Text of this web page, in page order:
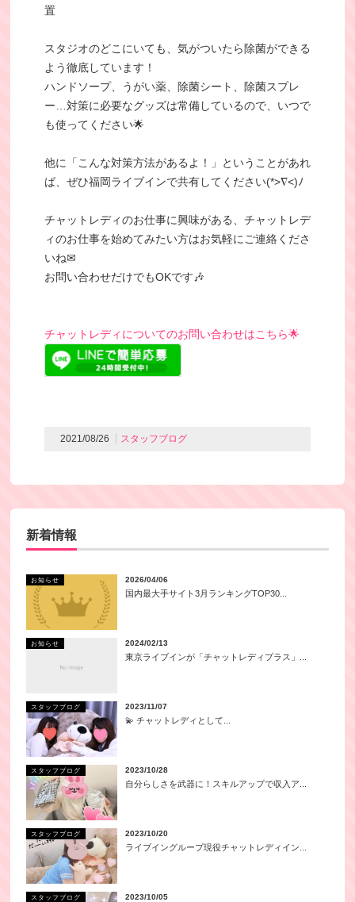
置
スタジオのどこにいても、気がついたら除菌ができる
よう徹底しています！
ハンドソープ、うがい薬、除菌シート、除菌スプレ
ー…対策に必要なグッズは常備しているので、いつで
も使ってください🌟
他に「こんな対策方法があるよ！」ということがあれ
ば、ぜひ福岡ライブインで共有してください(*>∇<)ﾉ
チャットレディのお仕事に興味がある、チャットレデ
ィのお仕事を始めてみたい方はお気軽にご連絡くださ
いね✉
お問い合わせだけでもOKです🎶
チャットレディについてのお問い合わせはこちら🌟
2021/08/26 スタッフブログ
新着情報
お知らせ 2026/04/06
国内最大手サイト3月ランキングTOP30...
お知らせ 2024/02/13
東京ライブインが「チャットレディプラス」...
スタッフブログ 2023/11/07
💫 チャットレディとして...
スタッフブログ 2023/10/28
自分らしさを武器に！スキルアップで収入ア...
スタッフブログ 2023/10/20
ライブイングループ現役チャットレディイン...
スタッフブログ 2023/10/05